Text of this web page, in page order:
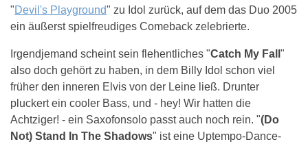
"Devil's Playground" zu Idol zurück, auf dem das Duo 2005
ein äußerst spielfreudiges Comeback zelebrierte.
Irgendjemand scheint sein flehentliches "Catch My Fall "
also doch gehört zu haben, in dem Billy Idol schon viel
früher den inneren Elvis von der Leine ließ. Drunter
pluckert ein cooler Bass, und - hey! Wir hatten die
Achtziger! - ein Saxofonsolo passt auch noch rein. "(Do
Not) Stand In The Shadows" ist eine Uptempo-Dance-